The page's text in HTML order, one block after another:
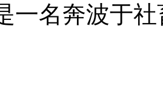
一名奔波于社